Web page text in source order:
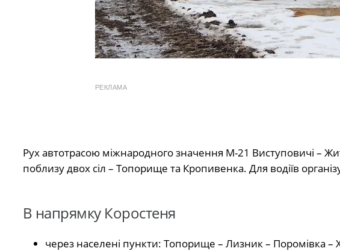
РЕКЛАМА
Рух автотрасою міжнародного значення М-21 Виступовичі –
поблизу двох сіл – Топорище та Кропивенка. Для водіїв
В напрямку Коростеня
через населені пункти: Топорище – Лизник – Поромівка